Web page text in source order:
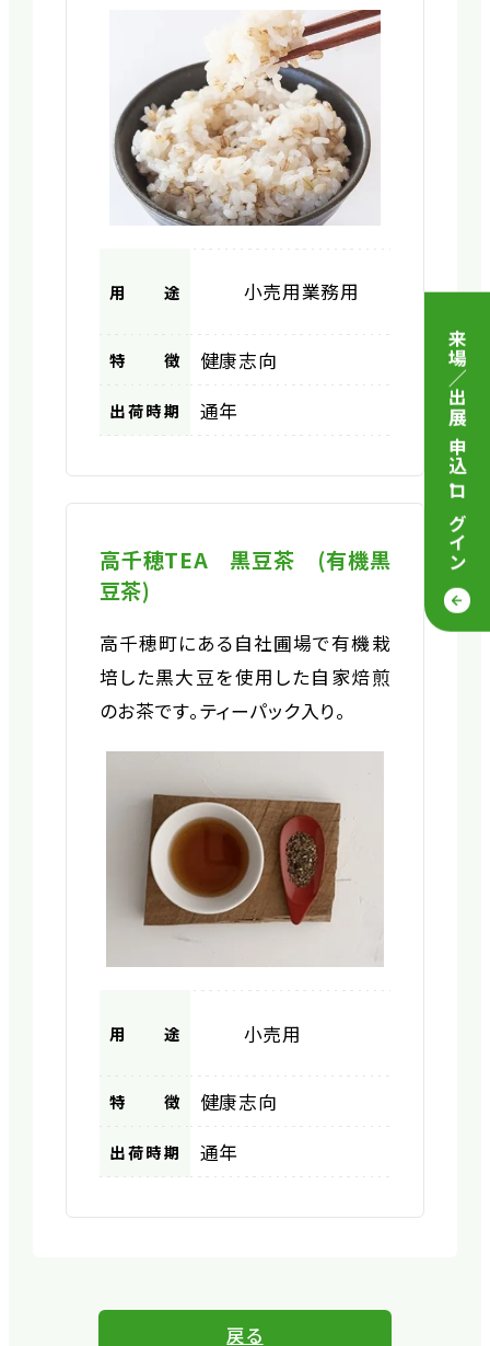
来場／出展 申込
・
ログイン
用途 小売用業務用
特徴 健康志向
出荷時期 通年
高千穂TEA 黒豆茶 (有機黒
豆茶)
高千穂町にある自社圃場で有機栽
培した黒大豆を使用した自家焙煎
のお茶です。ティーパック入り。
用途 小売用
特徴 健康志向
出荷時期 通年
戻る